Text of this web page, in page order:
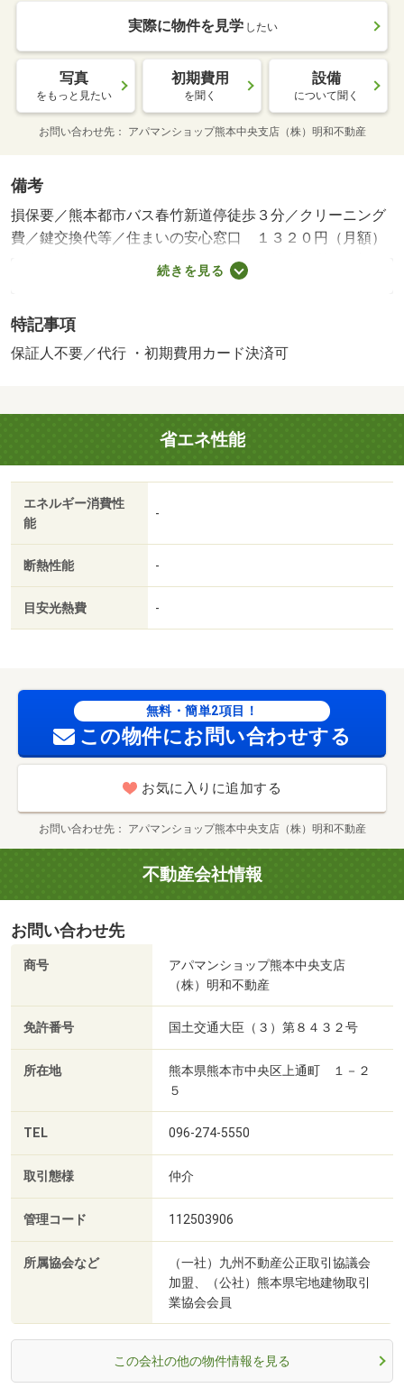
実際に物件を見学 したい
写真
をもっと見たい
初期費用
を聞く
設備
について聞く
お問い合わせ先 アパマンショップ熊本中央支店（株）明和不動産
備考
損保要／熊本都市バス春竹新道停徒歩３分／クリーニング
費／鍵交換代等／住まいの安心窓口 １３２０円（月額）
／水道料 ３３００円（月額）／保証会社利用必：（初
回：０円～３００００円）＋（月額保証料：月額賃料総額
円）／■外国籍の方〈外国人賃貸ライフサポート月額１，
９８０円（税込）加入〉■家賃プラス３，５００～１０，
コニー／エアコン／フローリング／オートロック／室内洗
濯置／シューズボックス／システムキッチン／温水洗浄便
座／エレベーター／駐輪場／ＣＡＴＶ／即入居可／礼金不
要／敷金不要／ＩＨクッキングヒーター／照明付／ロフト
／ウォークインクロゼット／保証人不要／ネット使用料不
要／駅徒歩５分以内／駅徒歩１０分以内／プロパンガス／
物件／初期費用カード決済可／くまもと乳腺・胃腸外科病
院（病院）まで４０８ｍ／ローソン（コンビニ）まで９８
０ｍ／ローソン熊本八王子店（コンビニ）まで９８０ｍ／
０ｍ／マックスバリュくらし館国府店（スーパー）まで１
１９９ｍ/賃貸戸数:27戸
続きを見る
特記事項
保証人不要／代行 ・初期費用カード決済可
省エネ性能
エネルギー消費性
能
-
断熱性能 -
目安光熱費 -
無料・簡単2項目！
この物件にお問い合わせする
お気に入りに追加する
お問い合わせ先 アパマンショップ熊本中央支店（株）明和不動産
不動産会社情報
お問い合わせ先
商号
アパマンショップ熊本中央支店
（株）明和不動産
免許番号 国土交通大臣（３）第８４３２号
所在地
熊本県熊本市中央区上通町 １－２
５
TEL 096-274-5550
取引態様 仲介
管理コード 112503906
所属協会など
（一社）九州不動産公正取引協議会
加盟、（公社）熊本県宅地建物取引
業協会会員
この会社の他の物件情報を見る